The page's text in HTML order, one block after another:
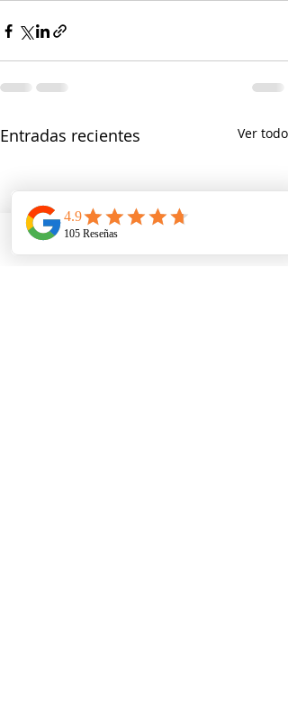
Entradas recientes Ver todo